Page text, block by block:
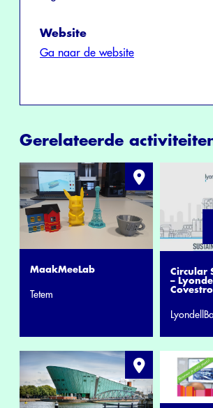
Website
Ga naar de website
Gerelateerde
MaakMeeLab
Tetem
Circular
–
Covestro